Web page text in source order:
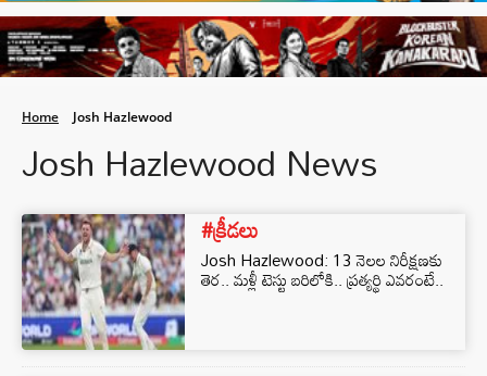
Home Josh Hazlewood
Josh Hazlewood News
#క్రీడలు
Josh Hazlewood: 13 నెలల నిరీక్షణకు
తెర.. మళ్లీ టెస్టు బరిలోకి.. ప్రత్యర్థి ఎవరంటే..